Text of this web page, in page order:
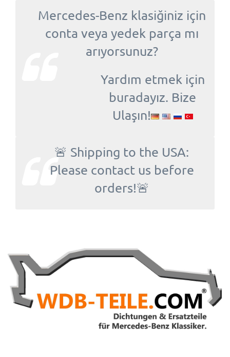
Mercedes-Benz klasiğiniz için
conta veya yedek parça mı
arıyorsunuz?
Yardım etmek için
buradayız. Bize
Ulaşın!
🚨 Shipping to the USA:
Please contact us before
orders!🚨